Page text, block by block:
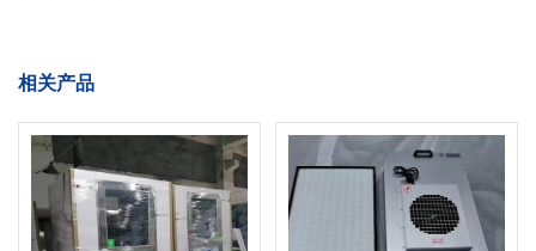
相关产品